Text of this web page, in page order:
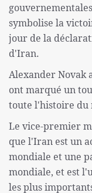
symbolise la
jour de la
d'Iran.
Alexander Novak
ont marqué un
toute l'histoire du
Le vice-premier
que l'Iran est un
mondiale et une
mondiale, et est
les plus